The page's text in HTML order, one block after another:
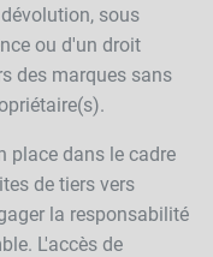
sous
ou d'un droit
des marques sans
place dans le cadre
de tiers vers
la responsabilité
L'accès de